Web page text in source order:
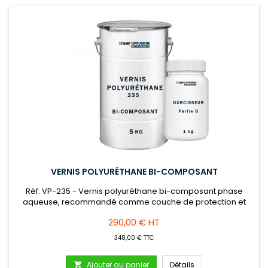
VERNIS POLYURÉTHANE BI-COMPOSANT
Réf: VP-235 - Vernis polyuréthane bi-composant phase
aqueuse, recommandé comme couche de protection et
en intérieur et extérieur.Excellente résistance à
l’abrasion.Conditionnement : kit 6 kg.
Prix
290,00 € HT
348,00 € TTC
 Ajouter au panier Détails